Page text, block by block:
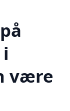
være